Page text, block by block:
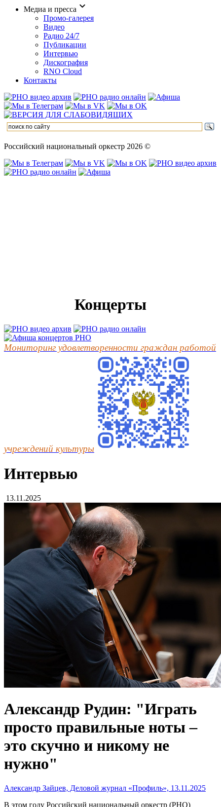
Медиа и пресса
Промо-галерея
Видео
Радио 24/7
Публикации
Интервью
Дискография
RNO Cloud
Контакты
Российский национальный оркестр 2026 ©
Концерты
Мониторинг удовлетворенности граждан работой
учреждений культуры
Интервью
13.11.2025
Александр Рудин: "Играть
просто правильные ноты –
это скучно и никому не
нужно"
Александр Зайцев, Деловой журнал «Профиль», 13.11.2025
В этом году Российский национальный оркестр (РНО)